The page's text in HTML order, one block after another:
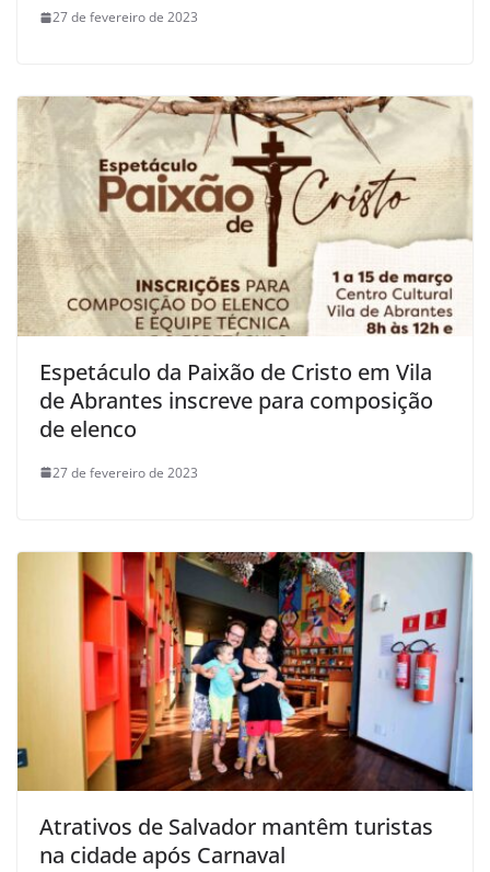
27 de fevereiro de 2023
Espetáculo da Paixão de Cristo em Vila
de Abrantes inscreve para composição
de elenco
27 de fevereiro de 2023
Atrativos de Salvador mantêm turistas
na cidade após Carnaval